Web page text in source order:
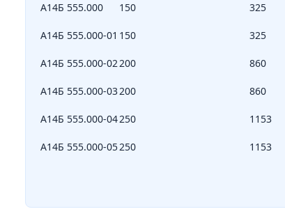
А14Б 555.000 150 325
А14Б 555.000-01 150 325
А14Б 555.000-02200 860
А14Б 555.000-03200 860
А14Б 555.000-04250 1153
А14Б 555.000-05250 1153